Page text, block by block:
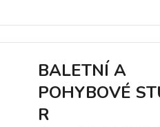
BALETNÍ A
POHYBOVÉ
R